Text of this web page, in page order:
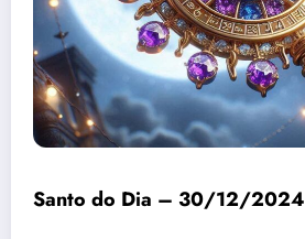
Santo do Dia – 30/12/2024